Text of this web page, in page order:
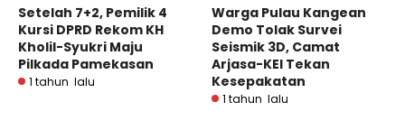
Setelah 7+2, Pemilik 4
Kursi DPRD Rekom KH
Kholil-Syukri Maju
Pilkada Pamekasan
1 tahun lalu
Warga Pulau Kangean
Demo Tolak Survei
Seismik 3D, Camat
Arjasa-KEI Tekan
Kesepakatan
1 tahun lalu